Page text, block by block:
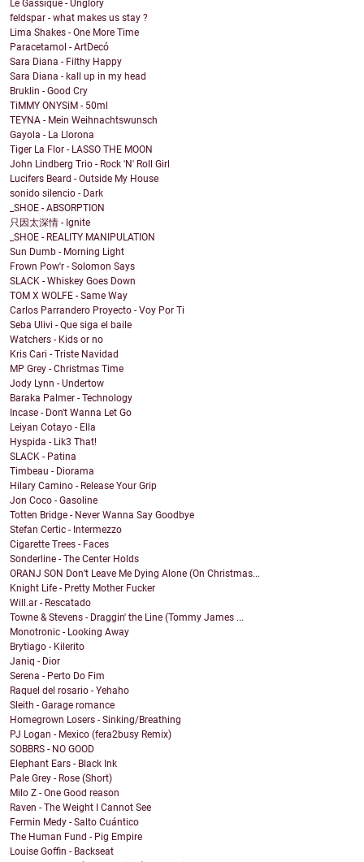
Le Gassique - Unglory
feldspar - what makes us stay ?
Lima Shakes - One More Time
Paracetamol - ArtDecó
Sara Diana - Filthy Happy
Sara Diana - kall up in my head
Bruklin - Good Cry
TiMMY ONYSiM - 50ml
TEYNA - Mein Weihnachtswunsch
Gayola - La Llorona
Tiger La Flor - LASSO THE MOON
John Lindberg Trio - Rock 'N' Roll Girl
Lucifers Beard - Outside My House
sonido silencio - Dark
_SHOE - ABSORPTION
只因太深情 - Ignite
_SHOE - REALITY MANIPULATION
Sun Dumb - Morning Light
Frown Pow'r - Solomon Says
SLACK - Whiskey Goes Down
TOM X WOLFE - Same Way
Carlos Parrandero Proyecto - Voy Por Ti
Seba Ulivi - Que siga el baile
Watchers - Kids or no
Kris Cari - Triste Navidad
MP Grey - Christmas Time
Jody Lynn - Undertow
Baraka Palmer - Technology
Incase - Don't Wanna Let Go
Leiyan Cotayo - Ella
Hyspida - Lik3 That!
SLACK - Patina
Timbeau - Diorama
Hilary Camino - Release Your Grip
Jon Coco - Gasoline
Totten Bridge - Never Wanna Say Goodbye
Stefan Certic - Intermezzo
Cigarette Trees - Faces
Sonderline - The Center Holds
ORANJ SON Don’t Leave Me Dying Alone (On Christmas...
Knight Life - Pretty Mother Fucker
Will.ar - Rescatado
Towne & Stevens - Draggin' the Line (Tommy James ...
Monotronic - Looking Away
Brytiago - Kilerito
Janiq - Dior
Serena - Perto Do Fim
Raquel del rosario - Yehaho
Sleith - Garage romance
Homegrown Losers - Sinking/Breathing
PJ Logan - Mexico (fera2busy Remix)
SOBBRS - NO GOOD
Elephant Ears - Black Ink
Pale Grey - Rose (Short)
Milo Z - One Good reason
Raven - The Weight I Cannot See
Fermin Medy - Salto Cuántico
The Human Fund - Pig Empire
Louise Goffin - Backseat